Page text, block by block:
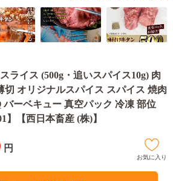
ライス (500g・追いスパイス10g) 肉
切 オリジナルスパイス スパイス 焼肉
ーベキュー 真空パック 冷凍 部位
】【西日本畜産 (株)】
円
お気に入り